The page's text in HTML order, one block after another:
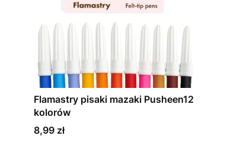
Flamastry pisaki mazaki Pusheen12
kolorów
Cena
8,99 zł